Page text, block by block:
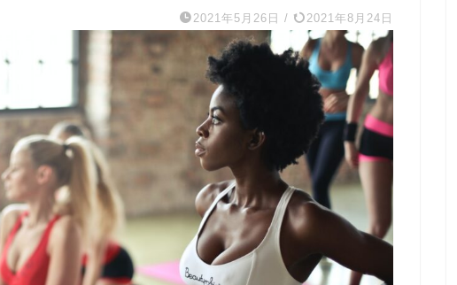
2021年5月26日 / 2021年8月24日